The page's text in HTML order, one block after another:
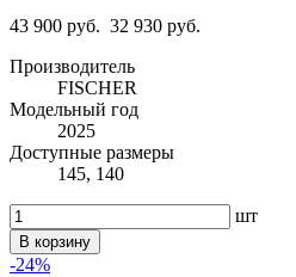
43 900 руб. 32 930 руб.
Производитель
FISCHER
Модельный год
2025
Доступные размеры
145, 140
шт
В корзину
-24%